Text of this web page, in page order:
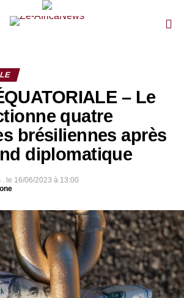
– Le
quatre
brésiliennes après
diplomatique
. le 16/06/2023 à 13:00